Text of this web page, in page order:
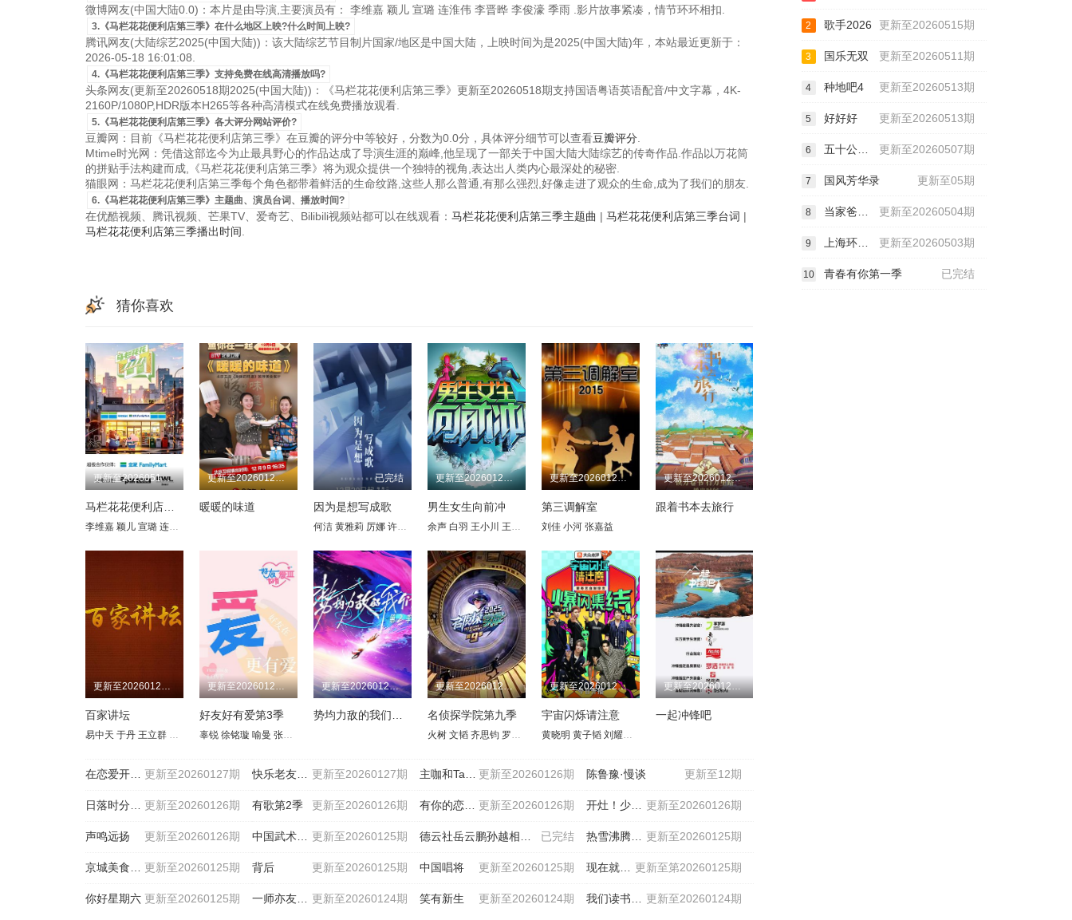
微博网友(中国大陆0.0)：本片是由导演,主要演员有： 李维嘉 颖儿 宣璐 连淮伟 李晋晔 李俊濠 季雨 .影片故事紧凑，情节环环相扣.
3.《马栏花花便利店第三季》在什么地区上映?什么时间上映?
腾讯网友(大陆综艺2025(中国大陆))：该大陆综艺节目制片国家/地区是中国大陆，上映时间为是2025(中国大陆)年，本站最近更新于：
2026-05-18 16:01:08.
4.《马栏花花便利店第三季》支持免费在线高清播放吗?
头条网友(更新至20260518期2025(中国大陆))：《马栏花花便利店第三季》更新至20260518期支持国语粤语英语配音/中文字幕，4K-
2160P/1080P,HDR版本H265等各种高清模式在线免费播放观看.
5.《马栏花花便利店第三季》各大评分网站评价?
豆瓣网：目前《马栏花花便利店第三季》在豆瓣的评分中等较好，分数为0.0分，具体评分细节可以查看豆瓣评分
Mtime时光网：凭借这部迄今为止最具野心的作品达成了导演生涯的巅峰,他呈现了一部关于中国大陆大陆综艺的传奇作品.作品以万花筒
的拼贴手法构建而成,《马栏花花便利店第三季》将为观众提供一个独特的视角,表达出人类内心最深处的秘密.
猫眼网：马栏花花便利店第三季每个角色都带着鲜活的生命纹路,这些人那么普通,有那么强烈,好像走进了观众的生命,成为了我们的朋友.
6.《马栏花花便利店第三季》主题曲、演员台词、播放时间?
在优酷视频、腾讯视频、芒果TV、爱奇艺、Bilibili视频站都可以在线观看： 马栏花花便利店第三季主题曲 | 马栏花花便利店第三季台词 |
马栏花花便利店第三季播出时间
猜你喜欢
更新至20260518期
马栏花花便利店第三季
李维嘉 颖儿 宣璐 连淮伟 李晋晔 李俊濠 季雨
更新至20260127期
暖暖的味道
已完结
因为是想写成歌
何洁 黄雅莉 厉娜 许飞 陈楚生 李霄云 黄英 曾轶可 段林希 刘忻 苏妙玲 白举纲
更新至20260127期
男生女生向前冲
余声 白羽 王小川 王乐乐 宋秋熠 张亚群
更新至20260127期
第三调解室
刘佳 小河 张嘉益
更新至20260127期
跟着书本去旅行
百家讲坛
易中天 于丹 王立群 周汝昌 阎崇年 郦波 马未都 袁腾飞 周国平 孔庆东 鲍鹏山 曾仕强 王蒙
更新至20260127期
好友好有爱第3季
辜锐 徐铭璇 喻曼 张奕方
更新至20260127期 更新至20260127期
名侦探学院第九季
更新至20260127期
宇宙闪烁请注意
黄晓明 黄子韬 刘耀文
更新至20260127期
一起冲锋吧
更新至20260127期
在恋爱开始之前 更新至20260127期
快乐老友·有风季 更新至20260126期
主咖和Ta的朋友们 更新至12期
陈鲁豫·慢谈
更新至20260126期
日落时分说爱你 更新至20260126期
有歌第2季 更新至20260126期
有你的恋歌第二季 更新至20260126期
开灶！少年团
更新至20260126期
声鸣远扬 更新至20260125期
中国武术王中王第二季 已完结
德云社岳云鹏孙越相声专场深圳站2026 更新至20260125期
热雪沸腾的我们
更新至20260125期
京城美食地图 更新至20260125期
背后 更新至20260125期
中国唱将 更新至第20260125期
现在就出发第三季
更新至20260125期
你好星期六 更新至20260124期
一师亦友良师季 更新至20260124期
笑有新生 更新至20260124期
我们读书吧第二季
更新至20260515期
2 歌手2026
更新至20260511期
3 国乐无双
更新至20260513期
4 种地吧4
更新至20260513期
5 好好好
更新至20260507期
6 五十公里桃花坞6
更新至05期
7 国风芳华录
更新至20260504期
8 当家爸爸的聚会2
更新至20260503期
9 上海环球美食超级争霸赛
已完结
10 青春有你第一季